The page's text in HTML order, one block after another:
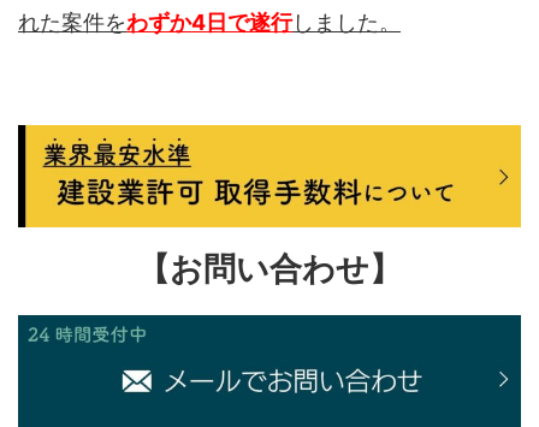
れた案件をわずか4日で遂行しました。
【お問い合わせ】